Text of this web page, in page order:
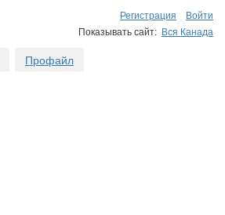
Регистрация
Войти
Показывать сайт: Вся Канада
Профайл